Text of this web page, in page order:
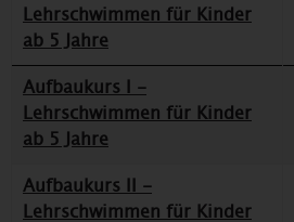
Lehrschwimmen für Kinder
ab 5 Jahre
Aufbaukurs I -
Lehrschwimmen für Kinder
ab 5 Jahre
Aufbaukurs II -
Lehrschwimmen für Kinder